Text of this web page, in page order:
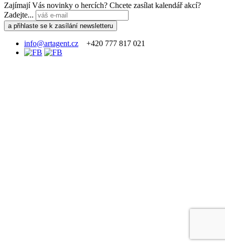
Zajímají Vás novinky o hercích? Chcete zasílat kalendář akcí?
Zadejte...
info@artagent.cz +420 777 817 021